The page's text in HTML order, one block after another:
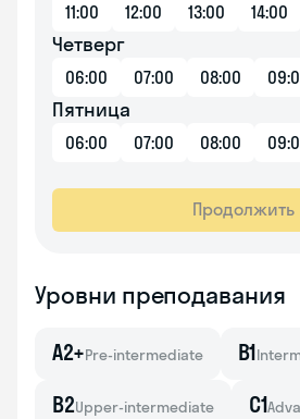
11:00
12:00 13:00 14:00
Четверг
06:00 07:00 08:00
Пятница
06:00 07:00 08:00
Продолжить
Уровни преподавания
A2+Pre-intermediate B1
B2Upper-intermediate C1